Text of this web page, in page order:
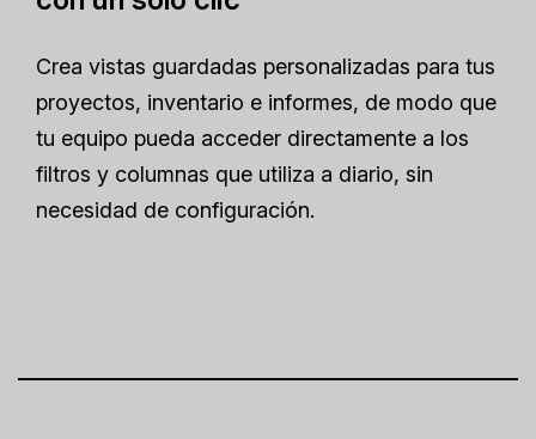
Crea vistas guardadas personalizadas para tus
proyectos, inventario e informes, de modo que
tu equipo pueda acceder directamente a los
filtros y columnas que utiliza a diario, sin
necesidad de configuración.